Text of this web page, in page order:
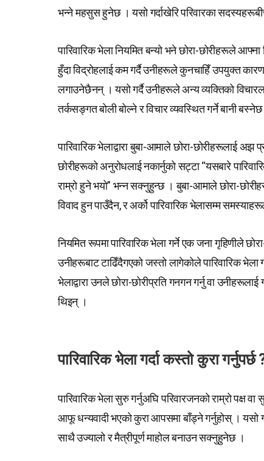
भन्ने महसुस हुनेछ । यसो गर्दाखेरि परिवारका
पारिवारिक भेला नियमित बन्यो भने छोरा-छोरीहरूले
हुँदा विद्रोहलाई कम गर्दै उनीहरूले कुनचाहिँ उपयुक्त कारण
लगाउनेछैनन् । यसो गर्दै उनीहरूले अन्य व्यक्तिको
तर्कसङ्गत बोली बोल्ने र विचार व्यवस्थित गर्ने बानी
पारिवारिक भेलाद्वारा बुबा-आमाले छोरा-छोरीहरूलाई
छोरीहरूको अनुरोधलाई नकार्नुको सट्टा “यसबारे
राम्रो हुने भयो” भन्न सक्नुहुन्छ । बुबा-आमाले छोरा-
विवाद हुन पाउँदैन, र अर्को पारिवारिक भेलासम्म
नियमित रूपमा पारिवारिक भेला गर्ने एक जना गृहिणीले
उनीहरूबाट टाढिँदैगएको जस्तो लागेकोले पारिवारिक भेला
भेलाद्वारा उनले छोरा-छोरीप्रति गनगन गर्नु वा
थिइन् ।
पारिवारिक भेला गर्दा कस्तो कुरा गर्नुपर्छ
पारिवारिक भेला सुरु गर्नुअघि परिवारजनको राम्रो पक्ष
आफू धन्यवादी भएको कुरा आपसमा बाँड्ने गर्नुहोस् । यसो
साथै उज्यालो र मैत्रीपूर्ण माहोल बनाउन सक्नुहुनेछ ।